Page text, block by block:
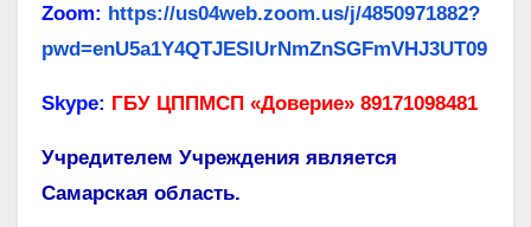
Zoom: https://us04web.zoom.us/j/4850971882?
pwd=enU5a1Y4QTJESlUrNmZnSGFmVHJ3UT09
Skype: ГБУ ЦППМСП «Доверие» 89171098481
Учредителем Учреждения является
Самарская область.